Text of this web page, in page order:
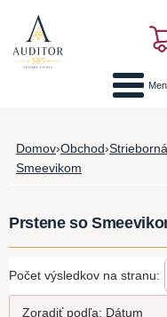
Domov›Obchod›Strieborná
Smeevikom
Prstene so
Počet výsledkov na stranu: